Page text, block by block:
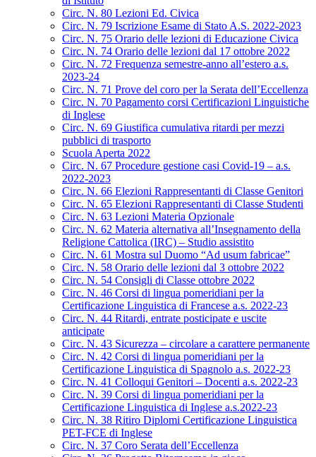
Circ. N. 80 Lezioni Ed. Civica
Circ. N. 79 Iscrizione Esame di Stato A.S. 2022-2023
Circ. N. 75 Orario delle lezioni di Educazione Civica
Circ. N. 74 Orario delle lezioni dal 17 ottobre 2022
Circ. N. 72 Frequenza semestre-anno all’estero a.s.
2023-24
Circ. N. 71 Prove del coro per la Serata dell’Eccellenza
Circ. N. 70 Pagamento corsi Certificazioni Linguistiche
di Inglese
Circ. N. 69 Giustifica cumulativa ritardi per mezzi
pubblici di trasporto
Scuola Aperta 2022
Circ. N. 67 Procedure gestione casi Covid-19 – a.s.
2022-2023
Circ. N. 66 Elezioni Rappresentanti di Classe Genitori
Circ. N. 65 Elezioni Rappresentanti di Classe Studenti
Circ. N. 63 Lezioni Materia Opzionale
Circ. N. 62 Materia alternativa all’Insegnamento della
Religione Cattolica (IRC) – Studio assistito
Circ. N. 61 Mostra sul Duomo “Ad usum fabricae”
Circ. N. 58 Orario delle lezioni dal 3 ottobre 2022
Circ. N. 54 Consigli di Classe ottobre 2022
Circ. N. 46 Corsi di lingua pomeridiani per la
Certificazione Linguistica di Francese a.s. 2022-23
Circ. N. 44 Ritardi, entrate posticipate e uscite
anticipate
Circ. N. 43 Sicurezza – circolare a carattere permanente
Circ. N. 42 Corsi di lingua pomeridiani per la
Certificazione Linguistica di Spagnolo a.s. 2022-23
Circ. N. 41 Colloqui Genitori – Docenti a.s. 2022-23
Circ. N. 39 Corsi di lingua pomeridiani per la
Certificazione Linguistica di Inglese a.s.2022-23
Circ. N. 38 Ritiro Diplomi Certificazione Linguistica
PET-FCE di Inglese
Circ. N. 37 Coro Serata dell’Eccellenza